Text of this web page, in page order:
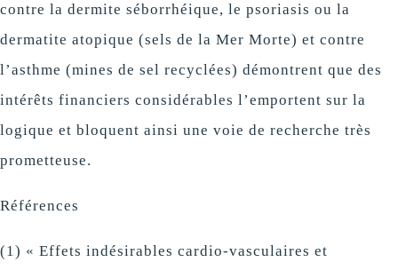
contre la dermite séborrhéique, le psoriasis ou la
dermatite atopique (sels de la Mer Morte) et contre
l’asthme (mines de sel recyclées) démontrent que des
intérêts financiers considérables l’emportent sur la
logique et bloquent ainsi une voie de recherche très
prometteuse.
Références
(1) « Effets indésirables cardio-vasculaires et